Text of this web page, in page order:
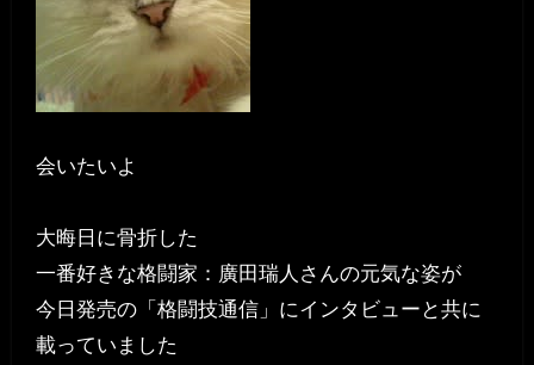
会いたいよ
大晦日に骨折した
一番好きな格闘家：廣田瑞人さんの元気な姿が
今日発売の「格闘技通信」にインタビューと共に
載っていました